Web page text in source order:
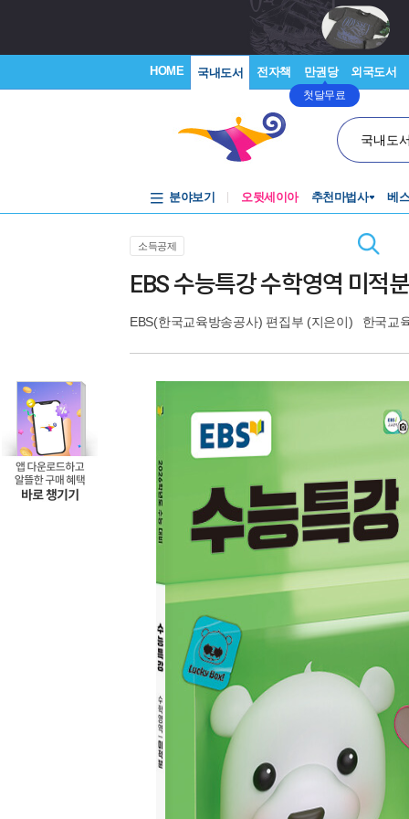
HOME 국내도서 전자책 만권당
첫달무료
외국도서
국내도
분야보기 오뒷세이아 추천마법사 베
소득공제
EBS 수능특강 수학영역 미적
EBS(한국교육방송공사) 편집부 (지은이) 한국교